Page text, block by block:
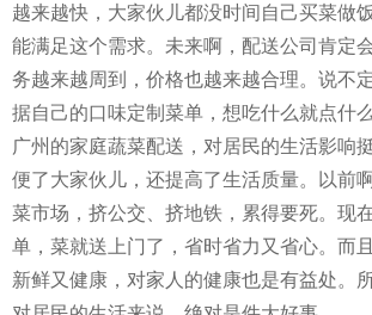
越来越快，大家伙儿都没时间自己买菜做
能满足这个需求。未来啊，配送公司肯定
务越来越周到，价格也越来越合理。说不
据自己的口味定制菜单，想吃什么就点什
广州的家庭蔬菜配送，对居民的生活影响
便了大家伙儿，还提高了生活质量。以前
菜市场，挤公交、挤地铁，累得要死。现
单，菜就送上门了，省时省力又省心。而
新鲜又健康，对家人的健康也是有益处。